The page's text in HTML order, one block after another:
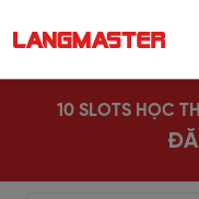
10 SLOTS HỌC